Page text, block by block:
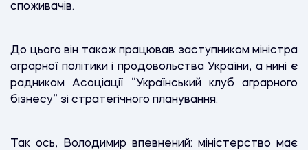
споживачів.
До цього він також працював заступником міністра
аграрної політики і продовольства України, а нині є
радником Асоціації “Український клуб аграрного
бізнесу” зі стратегічного планування.
Так ось, Володимир впевнений: міністерство має